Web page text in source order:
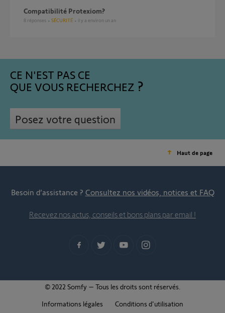
Compatibilité Protexiom?
8 réponses SÉCURITÉ il y a environ un an
CE N'EST PAS CE
QUE VOUS RECHERCHEZ
Posez votre question
Haut de page
Besoin d’assistance ? Consultez nos vidéos, notices et FAQ
Recevez nos actus, conseils et bons plans par email !
© 2022 Somfy – Tous les droits sont réservés.
Informations légales
Conditions d'utilisation